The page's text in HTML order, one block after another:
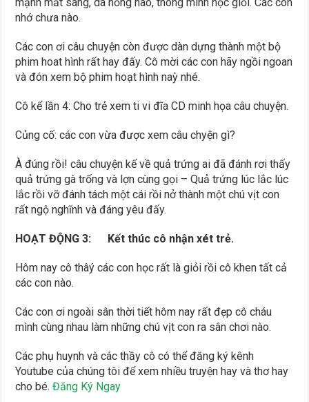
nhớ chưa nào.
Các con ơi câu chuyện còn được dàn dựng thành một bộ
phim hoat hình rất hay đấy. Cô mời các con hãy ngồi ngoan
và đón xem bộ phim hoạt hình naỳ nhé.
Cô kể lần 4: Cho trẻ xem ti vi đĩa CD minh họa câu chuyện.
Củng cố: các con vừa được xem câu chyện gì?
À đúng rồi! câu chuyện kể về quả trứng ai đã đánh rơi thấy
quả trứng gà trống và lợn cùng gọi – Quả trứng lúc lắc lúc
lắc rồi vỡ đánh tách một cái rồi nở thành một chú vịt con
rất ngộ nghĩnh và đáng yêu đấy.
HOẠT ĐỘNG 3: Kết thúc cô nhận xét trẻ.
Hôm nay cô thâý các con học rất là giỏi rồi cô khen tất cả
các con nào.
Các con ơi ngoài sân thời tiết hôm nay rất đẹp cô cháu
mình cùng nhau làm những chú vịt con ra sân chơi nào.
Các phụ huynh và các thầy cô có thể đăng ký kênh
Youtube của chúng tôi để xem nhiều truyện hay và thơ hay
cho bé.Đăng Ký Ngay